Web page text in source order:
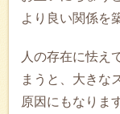
より良い関係を
人の存在に怯え
まうと、大きな
原因にもなりま